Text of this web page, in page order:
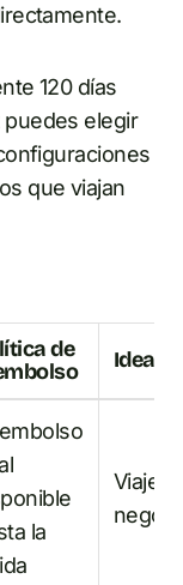
120 días
puedes elegir
que viajan
de
Ideal
la